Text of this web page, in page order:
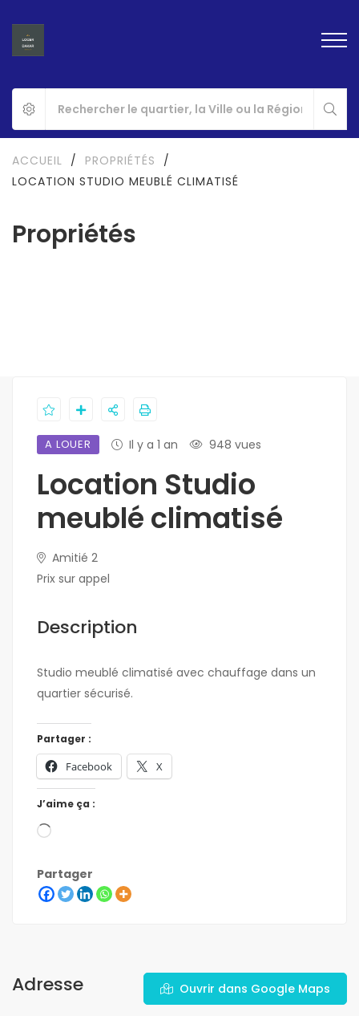
Propriétés
ACCUEIL / PROPRIÉTÉS
/
LOCATION STUDIO MEUBLÉ CLIMATISÉ
A LOUER Il y a 1 an 948 vues
Location Studio
meublé climatisé
Amitié 2
Prix sur appel
Description
Studio meublé climatisé avec chauffage dans un
quartier sécurisé.
Partager :
Facebook X
J’aime ça :
Partager
Adresse Ouvrir dans Google Maps